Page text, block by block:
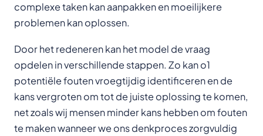
complexe taken kan aanpakken en moeilijkere
problemen kan oplossen.
Door het redeneren kan het model de vraag
opdelen in verschillende stappen. Zo kan o1
potentiële fouten vroegtijdig identificeren en de
kans vergroten om tot de juiste oplossing te komen,
net zoals wij mensen minder kans hebben om fouten
te maken wanneer we ons denkproces zorgvuldig